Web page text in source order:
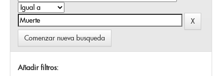
Comenzar nueva busqueda
Añadir filtros: